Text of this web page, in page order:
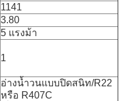
1141
3.80
5 แรงม้า
1
อ่างน้ำวนแบบปิดสนิท/R22
หรือ R407C